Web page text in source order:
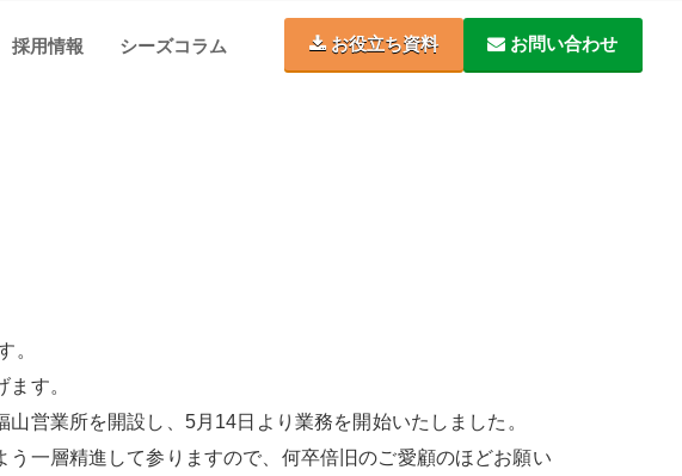
採用情報 シーズコラム お役立ち資料 お問い合わせ
。
す。
営業所を開設し、5月14日より業務を開始いたしました。
一層精進して参りますので、何卒倍旧のご愛顧のほどお願い